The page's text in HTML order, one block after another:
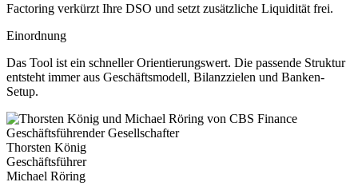
Factoring verkürzt Ihre DSO und setzt zusätzliche Liquidität frei.
Einordnung
Das Tool ist ein schneller Orientierungswert. Die passende Struktur
entsteht immer aus Geschäftsmodell, Bilanzzielen und Banken-
Setup.
Geschäftsführender Gesellschafter
Thorsten König
Geschäftsführer
Michael Röring